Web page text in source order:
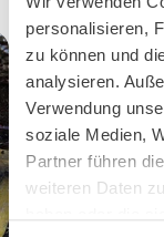
personalisieren,
zu können und
analysieren.
Verwendung
soziale Medien,
Partner führen
weiteren Daten